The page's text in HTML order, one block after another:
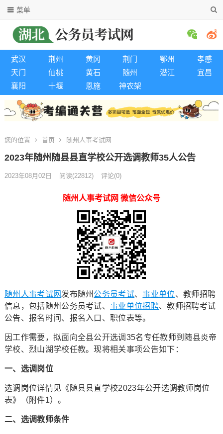
菜单
武汉 荆州 黄冈 荆门 鄂州
孝感
天门
仙桃 黄石 随州 潜江
宜昌
襄阳
十堰 恩施 神农架
您的位置 首页 随州人事考试网
2023年随州随县县直学校公开选调教师35人公告
2023年08月02日 阅读(22812) 评论(0)
随州人事考试网 微信公众号
随州人事考试网 发布随州 公务员考试、事业单位、教师招聘
信息，包括随州公务员考试、事业单位招聘、教师招聘考试
公告、报名时间、报名入口、职位表等。
因工作需要，拟面向全县公开选调35名专任教师到随县炎帝
学校、烈山湖学校任教。现将相关事项公告如下：
一、选调岗位
选调岗位详情见《随县县直学校2023年公开选调教师岗位
表》（附件1）。
二、选调教师条件